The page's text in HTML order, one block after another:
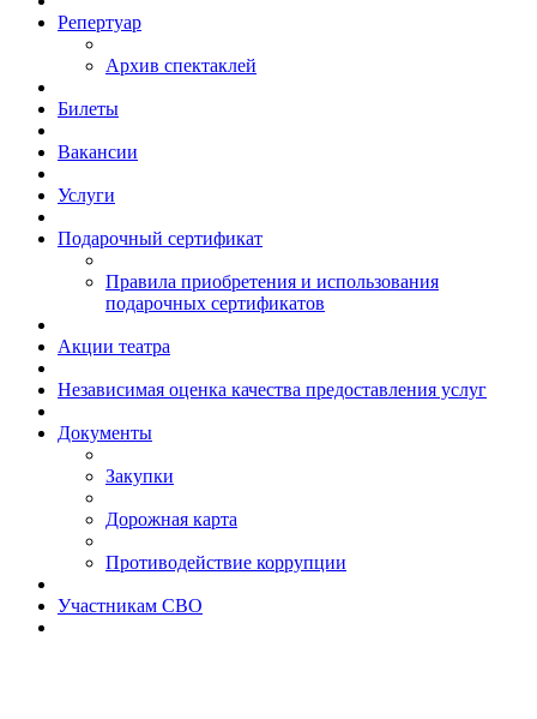
Репертуар
Архив спектаклей
Билеты
Вакансии
Услуги
Подарочный сертификат
Правила приобретения и использования
подарочных сертификатов
Акции театра
Независимая оценка качества предоставления услуг
Документы
Закупки
Дорожная карта
Противодействие коррупции
Участникам СВО